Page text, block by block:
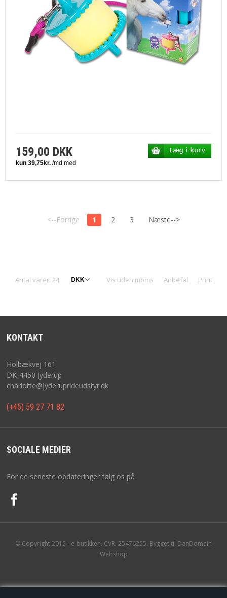
159,00 DKK
<--Forrige 1 2 3 Næste-->
Antal varer: 24 Vis uden moms Anbefal Print
KONTAKT
Holbækvej 161
DK-4450 Jyderup
charlotte@jyderuprideudstyr.dk
(+45) 59 27 71 82
SOCIALE MEDIER
For de seneste opdateringer følg os på
© Copyright 2015 - e-butikken. CVR. 25476255. Bygget til DanDomain
Webshop